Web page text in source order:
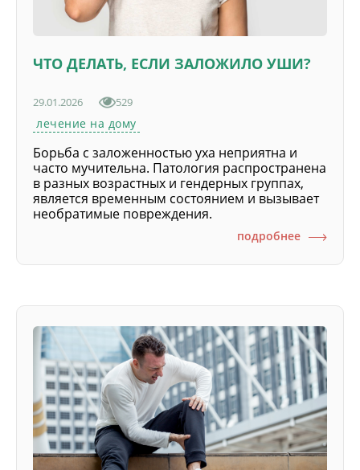
ЧТО ДЕЛАТЬ, ЕСЛИ ЗАЛОЖИЛО УШИ?
29.01.2026 529
лечение на дому
Борьба с заложенностью уха неприятна и
часто мучительна. Патология распространена
в разных возрастных и гендерных группах,
является временным состоянием и вызывает
необратимые повреждения.
подробнее